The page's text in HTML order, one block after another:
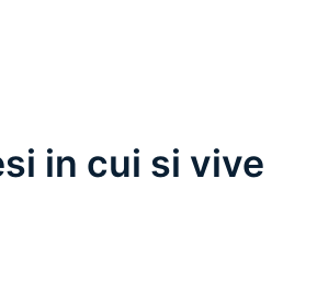
in cui si vive